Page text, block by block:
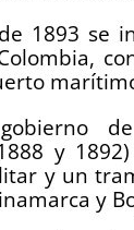
1893 se
de
y
y un
y